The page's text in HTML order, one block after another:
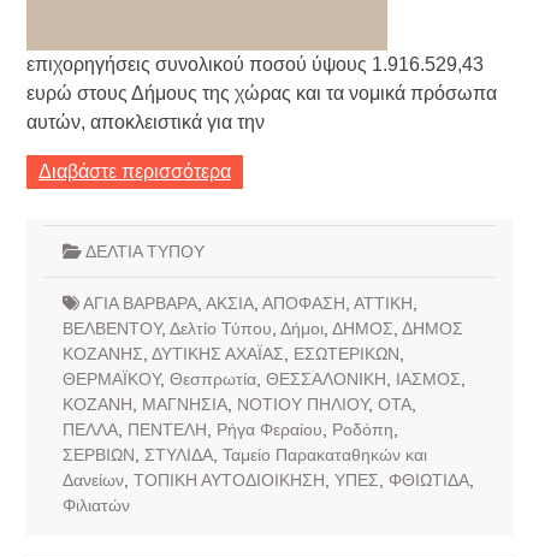
επιχορηγήσεις συνολικού ποσού ύψους 1.916.529,43
ευρώ στους Δήμους της χώρας και τα νομικά πρόσωπα
αυτών, αποκλειστικά για την
Διαβάστε περισσότερα
ΔΕΛΤΙΑ ΤΥΠΟΥ
ΑΓΙΑ ΒΑΡΒΑΡΑ, ΑΚΣΙΑ, ΑΠΟΦΑΣΗ ΑΤΤΙΚΗ
ΒΕΛΒΕΝΤΟΥ, Δελτίο Τύπου Δήμοι, ΔΗΜΟΣ ΔΗΜΟΣ
ΚΟΖΑΝΗΣ ΔΥΤΙΚΗΣ ΑΧΑΪΑΣ ΕΣΩΤΕΡΙΚΩΝ
ΘΕΡΜΑΪΚΟΥ, Θεσπρωτία, ΘΕΣΣΑΛΟΝΙΚΗ ΙΑΣΜΟΣ
ΚΟΖΑΝΗ
ΜΑΓΝΗΣΙΑ, ΝΟΤΙΟΥ ΠΗΛΙΟΥ, ΟΤΑ,
ΠΕΛΛΑ, ΠΕΝΤΕΛΗ Ρήγα Φεραίου Ροδόπη
ΣΕΡΒΙΩΝ
ΣΤΥΛΙΔΑ, Ταμείο Παρακαταθηκών και
Δανείων, ΤΟΠΙΚΗ ΑΥΤΟΔΙΟΙΚΗΣΗ ΥΠΕΣ ΦΘΙΩΤΙΔΑ,
Φιλιατών